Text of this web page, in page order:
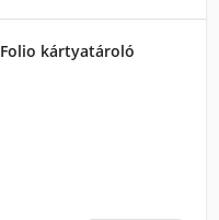
Folio kártyatároló